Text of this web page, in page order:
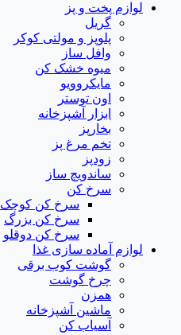
لوازم پخت و پز
گریل
پلوپز و مولتی کوکر
وافل ساز
میوه خشک کن
مایکروویو
اون توستر
ابزار آشپزخانه
بخارپز
تخم مرغ پز
زودپز
ساندویچ ساز
سرخ کن
سرخ کن کوچک
سرخ کن بزرگ
سرخ کن دوقلو
لوازم آماده سازی غذا
گوشت کوب برقی
چرخ گوشت
همزن
ماشین آشپزخانه
آسیاب کن